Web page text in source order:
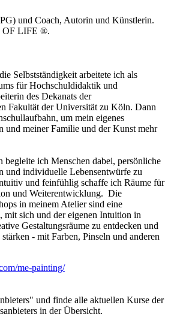
und Coach, Autorin und Künstlerin.
OF LIFE ®.
Selbstständigkeit arbeitete ich als
für Hochschuldidaktik und
des Dekanats der
Fakultät der Universität zu Köln. Dann
um mein eigenes
und meiner Familie und der Kunst mehr
begleite ich Menschen dabei, persönliche
und individuelle Lebensentwürfe zu
und feinfühlig schaffe ich Räume für
und Weiterentwicklung. Die
in meinem Atelier sind eine
mit sich und der eigenen Intuition in
Gestaltungsräume zu entdecken und
- mit Farben, Pinseln und anderen
me-painting/
und finde alle aktuellen Kurse der
in der Übersicht.